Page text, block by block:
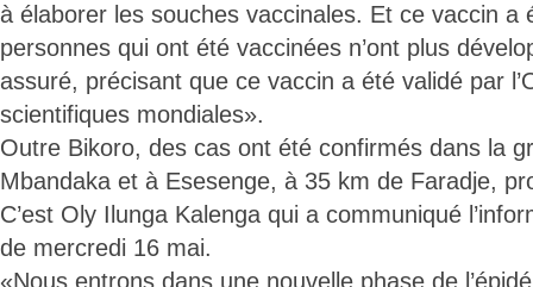
à élaborer les souches vaccinales. Et ce vaccin a
personnes qui ont été vaccinées n’ont plus
assuré, précisant que ce vaccin a été validé par
scientifiques mondiales».
Outre Bikoro, des cas ont été confirmés dans la
Mbandaka et à Esesenge, à 35 km de Faradje,
C’est Oly Ilunga Kalenga qui a communiqué
de mercredi 16 mai.
«Nous entrons dans une nouvelle phase de